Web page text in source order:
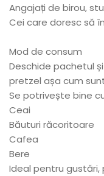
Angajați de birou,
Cei care doresc să
Mod de consum
Deschide pachetul
pretzel așa cum
Se potrivește bine
Ceai
Băuturi răcoritoare
Cafea
Bere
Ideal pentru gustări,